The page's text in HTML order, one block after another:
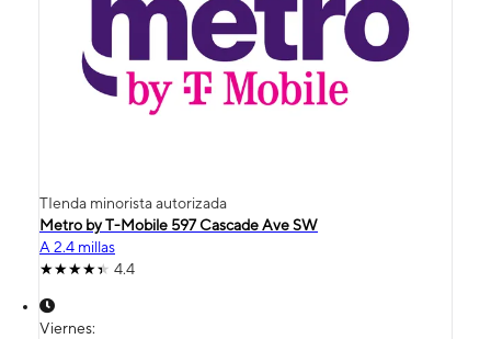
TIenda minorista autorizada
Metro by T-Mobile 597 Cascade Ave SW
A 2.4 millas
4.4
Viernes: